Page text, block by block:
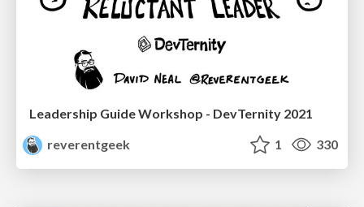
Leadership Guide Workshop - DevTernity 2021
reverentgeek
1 330